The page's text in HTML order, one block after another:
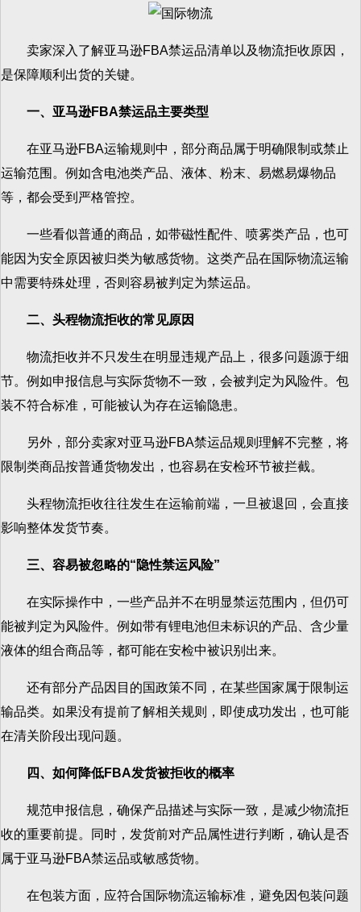
卖家深入了解亚马逊FBA禁运品清单以及物流拒收原因，
是保障顺利出货的关键。
一、亚马逊FBA禁运品主要类型
在亚马逊FBA运输规则中，部分商品属于明确限制或禁止
运输范围。例如含电池类产品、液体、粉末、易燃易爆物品
等，都会受到严格管控。
一些看似普通的商品，如带磁性配件、喷雾类产品，也可
能因为安全原因被归类为敏感货物。这类产品在国际物流运输
中需要特殊处理，否则容易被判定为禁运品。
二、头程物流拒收的常见原因
物流拒收并不只发生在明显违规产品上，很多问题源于细
节。例如申报信息与实际货物不一致，会被判定为风险件。包
装不符合标准，可能被认为存在运输隐患。
另外，部分卖家对亚马逊FBA禁运品规则理解不完整，将
限制类商品按普通货物发出，也容易在安检环节被拦截。
头程物流拒收往往发生在运输前端，一旦被退回，会直接
影响整体发货节奏。
三、容易被忽略的“隐性禁运风险”
在实际操作中，一些产品并不在明显禁运范围内，但仍可
能被判定为风险件。例如带有锂电池但未标识的产品、含少量
液体的组合商品等，都可能在安检中被识别出来。
还有部分产品因目的国政策不同，在某些国家属于限制运
输品类。如果没有提前了解相关规则，即使成功发出，也可能
在清关阶段出现问题。
四、如何降低FBA发货被拒收的概率
规范申报信息，确保产品描述与实际一致，是减少物流拒
收的重要前提。同时，发货前对产品属性进行判断，确认是否
属于亚马逊FBA禁运品或敏感货物。
在包装方面，应符合国际物流运输标准，避免因包装问题